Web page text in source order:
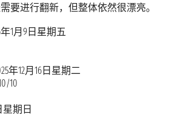
要进行翻新，但整体依然很漂亮。
年1月9日星期五
年12月16日星期二
10
星期日